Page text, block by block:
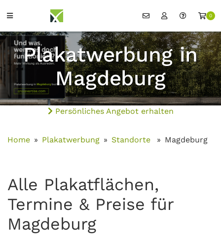
0
Plakatwerbung in
Magdeburg
Persönliches Angebot erhalten
Home Plakatwerbung Standorte Magdeburg
Alle Plakatflächen,
Termine & Preise für
Magdeburg